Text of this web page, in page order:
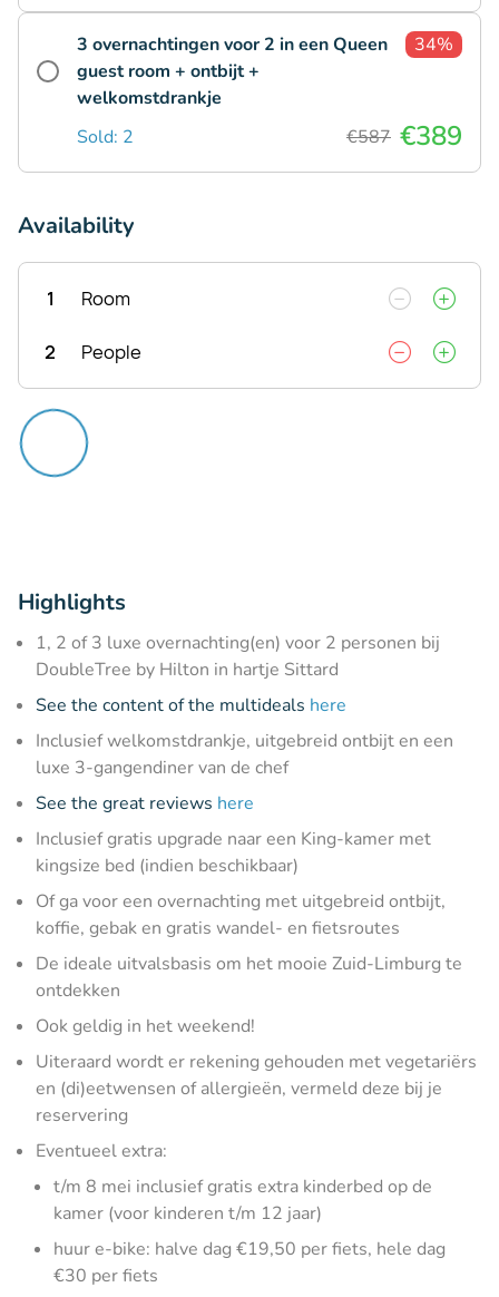
3 overnachtingen voor 2 in een Queen
guest room + ontbijt +
welkomstdrankje
34%
Sold: 2 €587 €389
Availability
1 Room
2 People
Highlights
1, 2 of 3 luxe overnachting(en) voor 2 personen bij
DoubleTree by Hilton in hartje Sittard
See the content of the multideals here
Inclusief welkomstdrankje, uitgebreid ontbijt en een
luxe 3-gangendiner van de chef
See the great reviews here
Inclusief gratis upgrade naar een King-kamer met
kingsize bed (indien beschikbaar)
Of ga voor een overnachting met uitgebreid ontbijt,
koffie, gebak en gratis wandel- en fietsroutes
De ideale uitvalsbasis om het mooie Zuid-Limburg te
ontdekken
Ook geldig in het weekend!
Uiteraard wordt er rekening gehouden met vegetariërs
en (di)eetwensen of allergieën, vermeld deze bij je
reservering
Eventueel extra:
t/m 8 mei inclusief gratis extra kinderbed op de
kamer (voor kinderen t/m 12 jaar)
huur e-bike: halve dag €19,50 per fiets, hele dag
€30 per fiets